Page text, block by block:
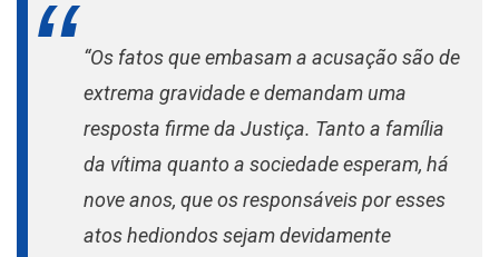
“Os fatos que embasam a acusação são de
extrema gravidade e demandam uma
resposta firme da Justiça. Tanto a família
da vítima quanto a sociedade esperam, há
nove anos, que os responsáveis por esses
atos hediondos sejam devidamente